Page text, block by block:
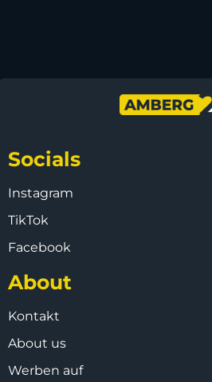
Socials
Instagram
TikTok
Facebook
About
Kontakt
About us
Werben auf